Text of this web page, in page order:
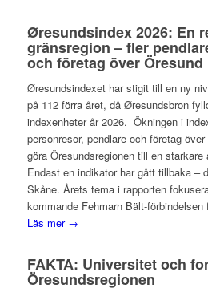
Øresundsindex 2026: En
gränsregion – fler
och företag över Öresund
Øresundsindexet har stigit till en ny
på 112 förra året, då Øresundsbron
indexenheter år 2026. Ökningen i
personresor, pendlare och företag
göra Öresundsregionen till en starkare
Endast en indikator har gått tillbaka –
Skåne. Årets tema i rapporten
kommande Fehmarn Bält-
Läs mer →
FAKTA: Universitet och
Öresundsregionen